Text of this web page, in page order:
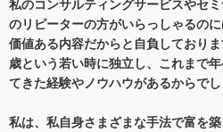
私のコンサルティングサービスやセ
のリピーターの方がいらっしゃるの
価値ある内容だからと自負しており
歳という若い時に独立し、これまで
てきた経験やノウハウがあるからでし
私は、私自身さまざまな手法で富を